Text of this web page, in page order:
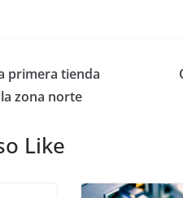
primera tienda
zona norte
Like